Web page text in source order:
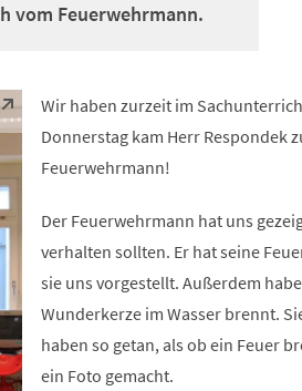
vom Feuerwehrmann.
Wir haben zurzeit im
Donnerstag kam Herr Respondek
Feuerwehrmann!
Der Feuerwehrmann hat uns
verhalten sollten. Er hat seine
sie uns vorgestellt. Außerdem
Wunderkerze im Wasser brennt.
haben so getan, als ob ein Feuer
ein Foto gemacht.